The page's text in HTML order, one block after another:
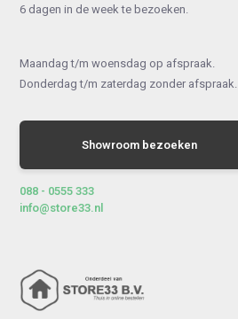
6 dagen in de week te bezoeken.
Maandag t/m woensdag op afspraak.
Donderdag t/m zaterdag zonder afspraak.
Showroom bezoeken
088 - 0555 333
info@store33.nl